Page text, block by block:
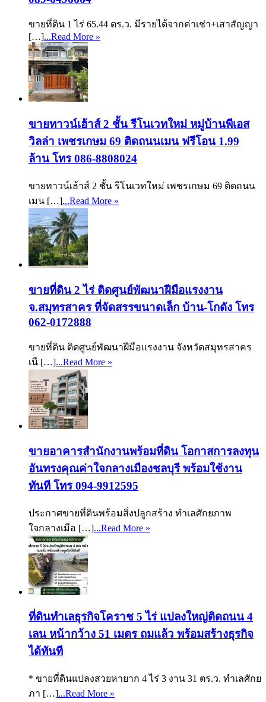
ขายที่ดิน 1 ไร่ 65.44 ตร.ว. มีรายได้จากค่าเช่า+เสาสัญญา
[…]...Read More »
ขายทาวน์เฮ้าส์ 2 ชั้น รีโนเวทใหม่ หมู่บ้านพีเอส
วิลล่า เพชรเกษม 69 ติดถนนเมน ฟรีโอน 1.99
ล้าน โทร 086-8808024
ขายทาวน์เฮ้าส์ 2 ชั้น รีโนเวทใหม่ เพชรเกษม 69 ติดถนน
เมน […]...Read More »
ขายที่ดิน 2 ไร่ ติดศูนย์พัฒนาฝีมือแรงงาน
จ.สมุทรสาคร ที่จัดสรรขนาดเล็ก บ้าน-โกดัง โทร
062-0172888
ขายที่ดิน ติดศูนย์พัฒนาฝีมือแรงงาน จังหวัดสมุทรสาคร
เนื […]...Read More »
ขายอาคารสำนักงานพร้อมที่ดิน โอกาสการลงทุน
อันทรงคุณค่าใจกลางเมืองชลบุรี พร้อมใช้งาน
ทันที โทร 094-9912595
ประกาศขายที่ดินพร้อมสิ่งปลูกสร้าง ทำเลศักยภาพ
ใจกลางเมือ […]...Read More »
ที่ดินทำเลธุรกิจโคราช 5 ไร่ แปลงใหญ่ติดถนน 4
เลน หน้ากว้าง 51 เมตร ถมแล้ว พร้อมสร้างธุรกิจ
ได้ทันที
* ขายที่ดินแปลงสวยหายาก 4 ไร่ 3 งาน 31 ตร.ว. ทำเลศักย
ภา […]...Read More »